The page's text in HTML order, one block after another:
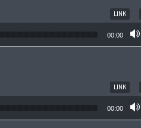
LINK
00:00
LINK
00:00